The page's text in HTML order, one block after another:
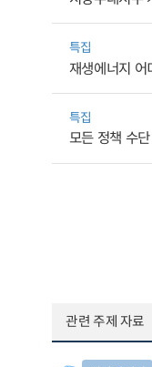
특집
재생에너지 어
특집
모든 정책 수
관련 주제 자료